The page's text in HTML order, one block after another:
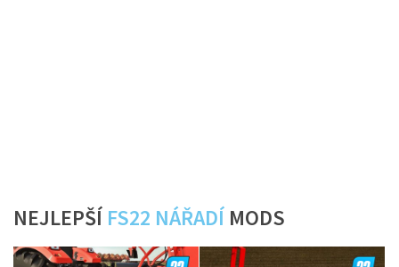
NEJLEPŠÍ FS22 NÁŘADÍ MODS